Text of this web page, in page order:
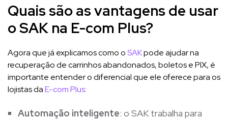
Quais são as vantagens de usar
o SAK na E-com Plus?
Agora que já explicamos como oSAKpode ajudar na
recuperação de carrinhos abandonados, boletos e PIX, é
importante entender o diferencial que ele oferece para os
lojistas daE-com Plus:
Automação inteligente: o SAK trabalha para